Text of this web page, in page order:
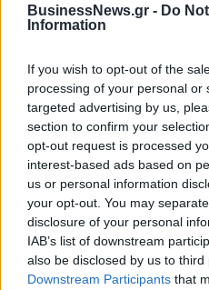
BusinessNews.gr - Do
Information
If you wish to opt-out of the
processing of your personal or
targeted advertising by us,
section to confirm your
opt-out request is processed
interest-based ads based on
us or personal information
your opt-out. You may
disclosure of your personal
IAB’s list of downstream
also be disclosed by us to third
Downstream Participants that
σχέση με το 2017